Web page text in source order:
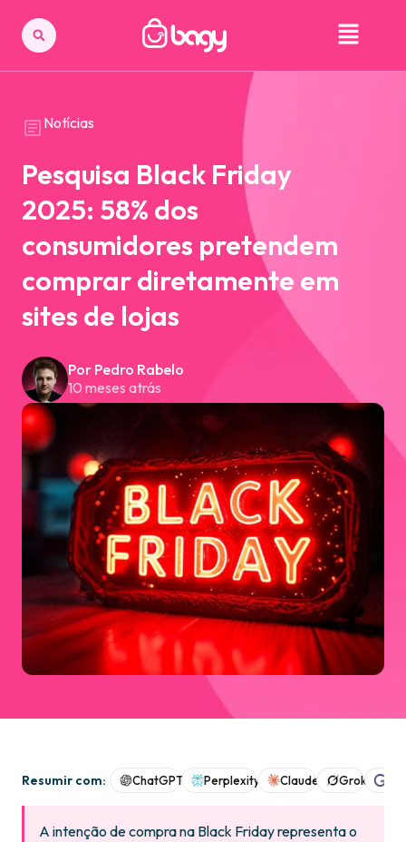
Notícias
Pesquisa Black Friday
2025: 58% dos
consumidores pretendem
comprar diretamente em
sites de lojas
Por Pedro Rabelo
10 meses atrás
Resumir com: ChatGPT Perplexity Claude Grok
A intenção de compra na Black Friday representa o